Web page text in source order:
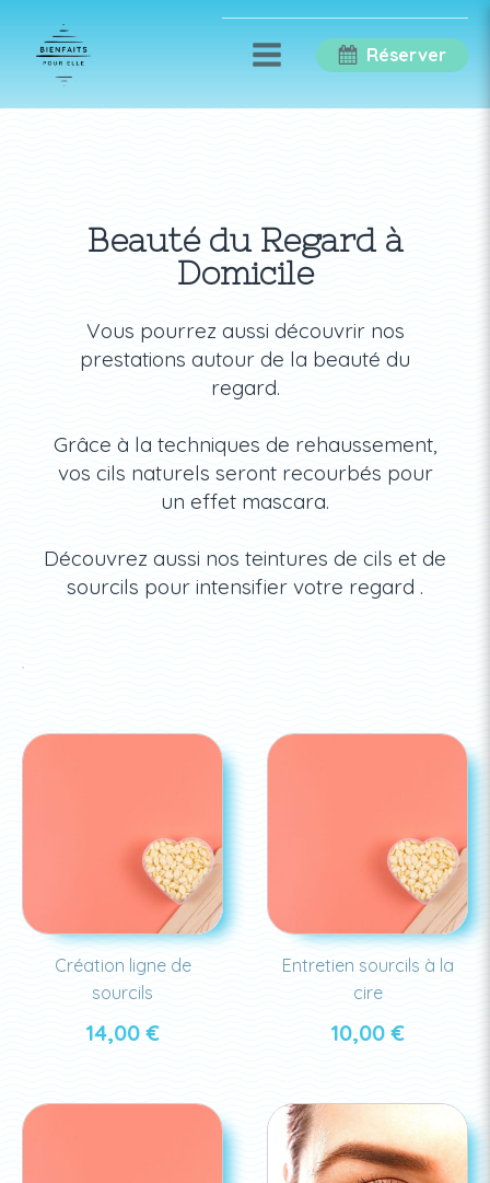
Réserver
Beauté du Regard à
Domicile
Vous pourrez aussi découvrir nos
prestations autour de la beauté du
regard.
Grâce à la techniques de rehaussement,
vos cils naturels seront recourbés pour
un effet mascara.
Découvrez aussi nos teintures de cils et de
sourcils pour intensifier votre regard .
Création ligne de
sourcils
14,00€
Entretien sourcils à la
cire
10,00€